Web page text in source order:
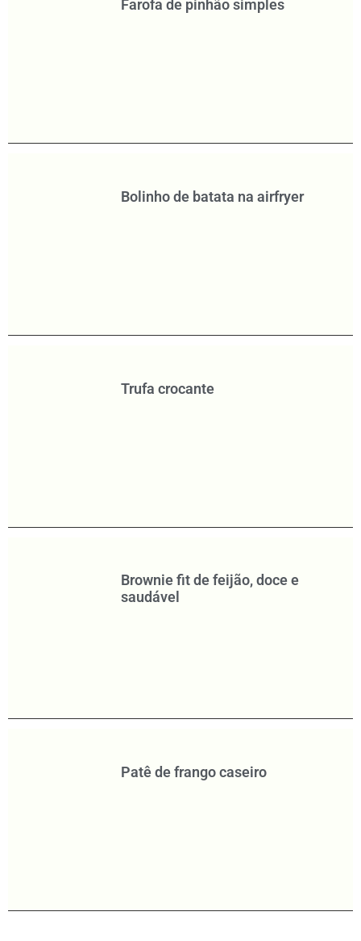
Farofa de pinhão simples
Bolinho de batata na airfryer
Trufa crocante
Brownie fit de feijão, doce e
saudável
Patê de frango caseiro